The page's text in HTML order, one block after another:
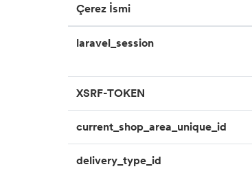
Çerez İsmi
laravel_session
XSRF-TOKEN
current_shop_area_unique_id
delivery_type_id